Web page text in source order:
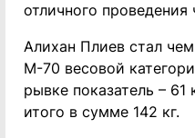
отличного проведения
Алихан Плиев стал
М-70 весовой
рывке показатель – 61
итого в сумме 142 кг.